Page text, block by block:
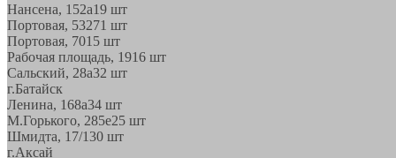
Нансена, 152а19 шт
Портовая, 53271 шт
Портовая, 7015 шт
Рабочая площадь, 1916 шт
Сальский, 28a32 шт
г.Батайск
Ленина, 168а34 шт
М.Горького, 285е25 шт
Шмидта, 17/130 шт
г.Аксай